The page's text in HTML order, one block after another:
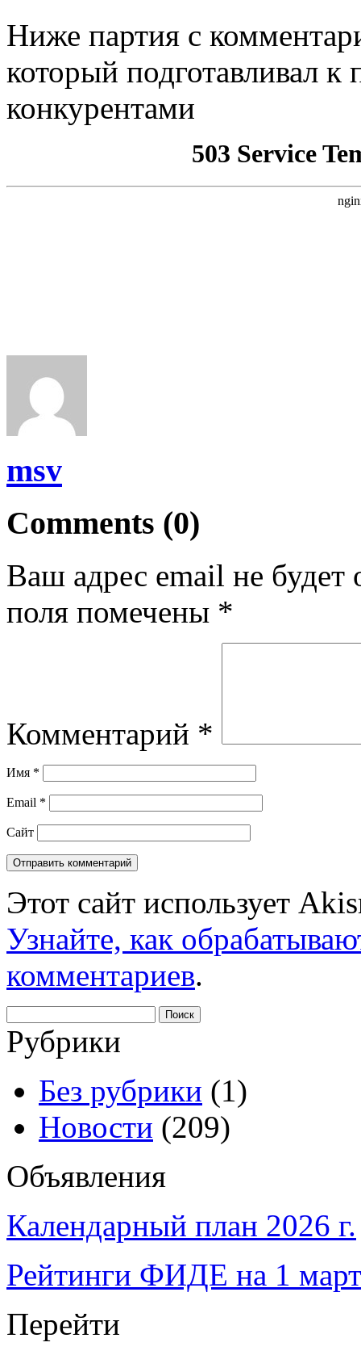
Ниже партия с
который подготавливал
конкурентами
msv
Comments (0)
Ваш адрес email не будет
поля помечены *
Комментарий *
Имя *
Email *
Сайт
Этот сайт использует
Узнайте, как
комментариев.
Рубрики
Без рубрики (1)
Новости (209)
Объявления
Календарный план 2026 г.
Рейтинги ФИДЕ на 1
Перейти